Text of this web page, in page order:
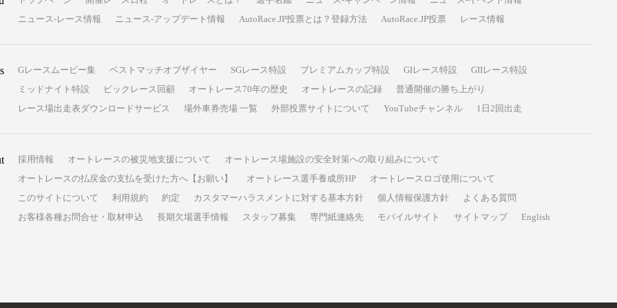
ニュース-レース情報
ニュース-アップデート情報 AutoRace.JP投票とは？登録方法 AutoRace.JP投票 レース情報
Gレースムービー集 ベストマッチオブザイヤー SGレース特設 プレミアムカップ特設 GIレース特設
GIIレース特設
ミッドナイト特設
ビックレース回顧 オートレース70年の歴史 オートレースの記録
普通開催の勝ち上がり
レース場出走表ダウンロードサービス
場外車券売場 一覧 外部投票サイトについて YouTubeチャンネル 1日2回出走
採用情報 オートレースの被災地支援について
オートレース場施設の安全対策への取り組みについて
オートレースの払戻金の支払を受けた方へ【お願い】
オートレース選手養成所HP
オートレースロゴ使用について
このサイトについて
利用規約 約定 カスタマーハラスメントに対する基本方針 個人情報保護方針
よくある質問
お客様各種お問合せ・取材申込
長期欠場選手情報 スタッフ募集 専門紙連絡先 モバイルサイト サイトマップ English